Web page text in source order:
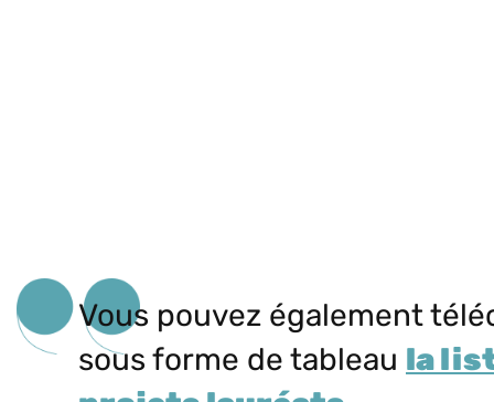
Vous pouvez également
sous forme de tableau la